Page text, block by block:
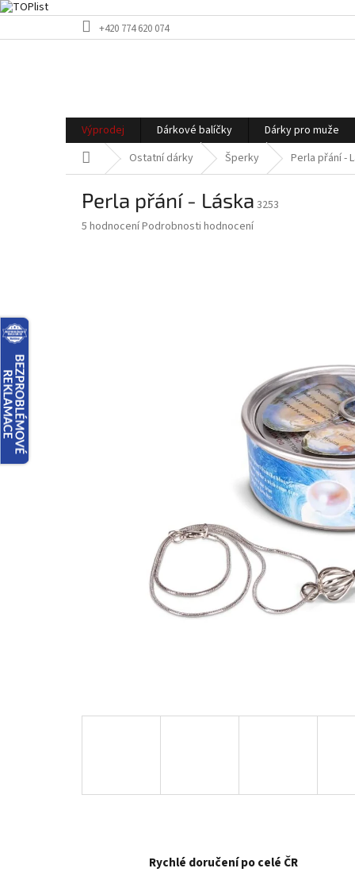
na
+420 774 620 074
Výprodej Dárkové balíčky Dárky pro muže
Domů Ostatní dárky Šperky Perla přání -
Perla přání - Láska 3253
Průměrné
5 hodnoceníPodrobnosti hodnocení
Rychlé doručení po celé ČR